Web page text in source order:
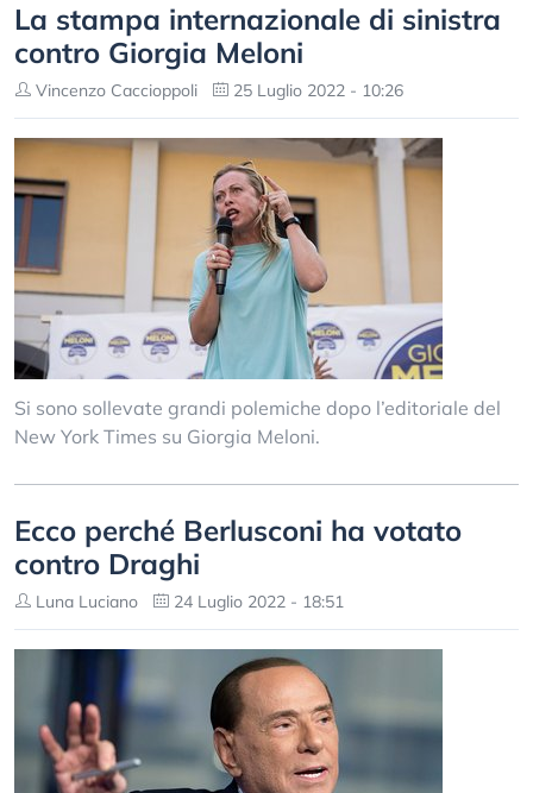
La stampa internazionale di sinistra
contro Giorgia Meloni
Vincenzo Caccioppoli 25 Luglio 2022 - 10:26
Si sono sollevate grandi polemiche dopo l’editoriale del
New York Times su Giorgia Meloni.
Ecco perché Berlusconi ha votato
contro Draghi
Luna Luciano 24 Luglio 2022 - 18:51